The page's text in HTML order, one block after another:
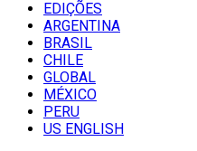
EDIÇÕES
ARGENTINA
BRASIL
CHILE
GLOBAL
MÉXICO
PERU
US ENGLISH